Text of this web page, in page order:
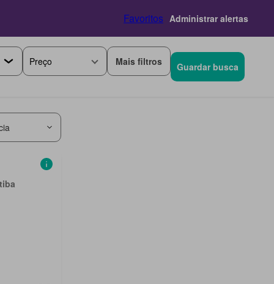
Favoritos Administrar alertas
Preço Mais filtros Guardar busca